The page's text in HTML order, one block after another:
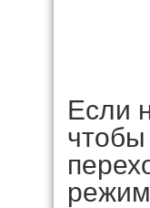
Если
режим